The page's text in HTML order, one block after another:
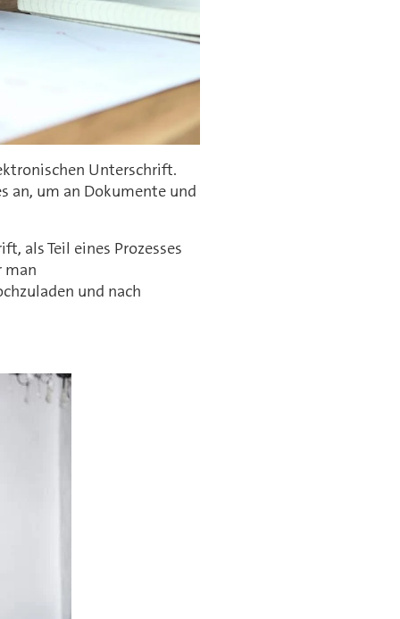
Unterschrift.
an, um an Dokumente und
als Teil eines Prozesses
man
und nach